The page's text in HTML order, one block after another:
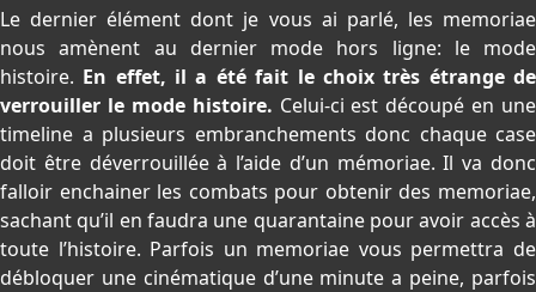
Le dernier élément dont je vous ai parlé, les memoriae
nous amènent au dernier mode hors ligne: le mode
histoire. En effet, il a été fait le choix très étrange de
verrouiller le mode histoire. Celui-ci est découpé en une
timeline a plusieurs embranchements donc chaque case
doit être déverrouillée à l’aide d’un mémoriae. Il va donc
falloir enchainer les combats pour obtenir des memoriae,
sachant qu’il en faudra une quarantaine pour avoir accès à
toute l’histoire. Parfois un memoriae vous permettra de
débloquer une cinématique d’une minute a peine, parfois